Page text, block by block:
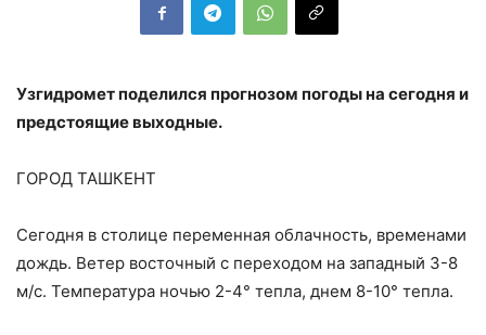
Узгидромет поделился прогнозом погоды на сегодня и
предстоящие выходные.
ГОРОД ТАШКЕНТ
Сегодня в столице переменная облачность, временами
дождь. Ветер восточный с переходом на западный 3-8
м/с. Температура ночью 2-4° тепла, днем 8-10° тепла.